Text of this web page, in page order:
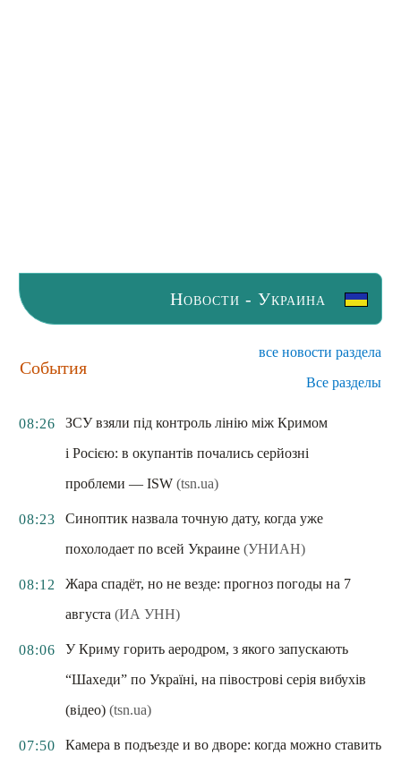
Новости - Украина
События
все новости раздела
Все разделы
08:26
ЗСУ взяли під контроль лінію між Кримом
і Росією: в окупантів почались серйозні
проблеми — ISW (tsn.ua)
08:23
Синоптик назвала точную дату, когда уже
похолодает по всей Украине (УНИАН)
08:12
Жара спадёт, но не везде: прогноз погоды на 7
августа (ИА УНН)
08:06
У Криму горить аеродром, з якого запускають
“Шахеди” по Україні, на півострові серія вибухів
(відео) (tsn.ua)
07:50
Камера в подъезде и во дворе: когда можно ставить